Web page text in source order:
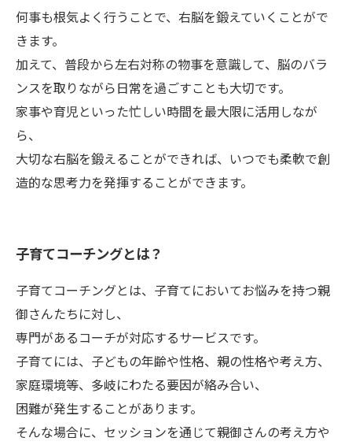
何事も根気よく行うことで、右脳を鍛えていくことがで
きます。
加えて、普段から左右対称の物事を意識して、脳のバラ
ンスを取りながら日常を過ごすことも大切です。
家事や育児といった忙しい時間を最大限に活用しなが
ら、
大切な右脳を鍛えることができれば、いつでも柔軟で創
造的な思考力を発揮することができます。
子育てコーチングとは？
子育てコーチングとは、子育てにおいてお悩みを持つ親
御さんたちに対し、
専門があるコーチが対応するサービスです。
子育てには、子どもの年齢や性格、親の性格や考え方、
家庭環境等、多岐にわたる要因が絡み合い、
困難が発生することがあります。
そんな場合に、セッションを通じて親御さんの考え方や